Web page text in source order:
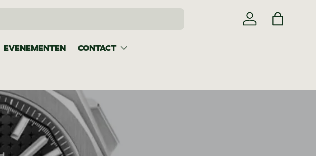
InloggenTas
EVENEMENTEN CONTACT